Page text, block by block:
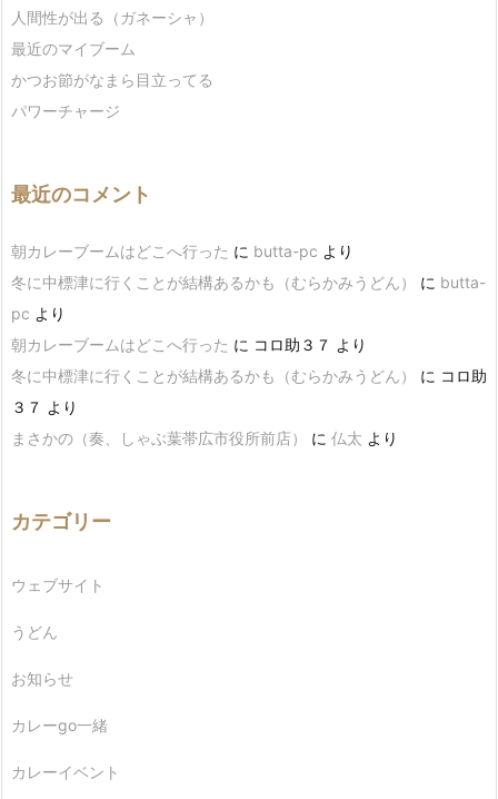
人間性が出る（ガネーシャ）
最近のマイブーム
かつお節がなまら目立ってる
パワーチャージ
最近のコメント
朝カレーブームはどこへ行った に butta-pc より
冬に中標津に行くことが結構あるかも（むらかみうどん）
に butta-
pc より
朝カレーブームはどこへ行った に コロ助３７ より
冬に中標津に行くことが結構あるかも（むらかみうどん）
に コロ助
３７ より
まさかの（奏、しゃぶ葉帯広市役所前店）
に 仏太 より
カテゴリー
ウェブサイト
うどん
お知らせ
カレーgo一緒
カレーイベント